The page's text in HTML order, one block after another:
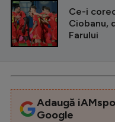
Ce-i
Ciobanu,
Farului
Adaugă
Google